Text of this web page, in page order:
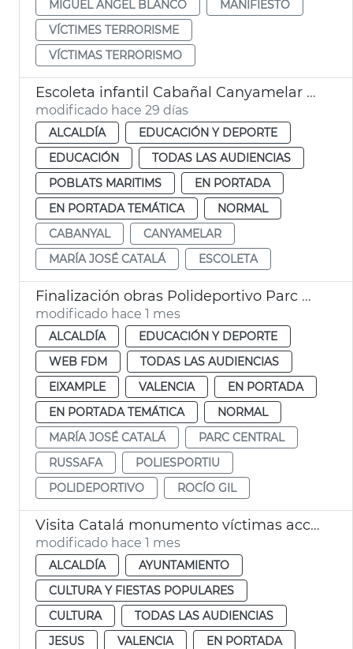
MIGUEL ÁNGEL BLANCO
MANIFIESTO
VÍCTIMES TERRORISME
VÍCTIMAS TERRORISMO
Escoleta infantil Cabañal Canyamelar València abre en septiembre
modificado hace 29 días
ALCALDÍA
EDUCACIÓN Y DEPORTE
EDUCACIÓN
TODAS LAS AUDIENCIAS
POBLATS MARITIMS
EN PORTADA
EN PORTADA TEMÁTICA
NORMAL
CABANYAL
CANYAMELAR
MARÍA JOSÉ CATALÁ
ESCOLETA
Finalización obras Polideportivo Parc Central València
modificado hace 1 mes
ALCALDÍA
EDUCACIÓN Y DEPORTE
WEB FDM
TODAS LAS AUDIENCIAS
EIXAMPLE
VALENCIA
EN PORTADA
EN PORTADA TEMÁTICA
NORMAL
MARÍA JOSÉ CATALÁ
PARC CENTRAL
RUSSAFA
POLIESPORTIU
POLIDEPORTIVO
ROCÍO GIL
Visita Catalá monumento víctimas accidente metro 3-J
modificado hace 1 mes
ALCALDÍA
AYUNTAMIENTO
CULTURA Y FIESTAS POPULARES
CULTURA
TODAS LAS AUDIENCIAS
JESUS
VALENCIA
EN PORTADA